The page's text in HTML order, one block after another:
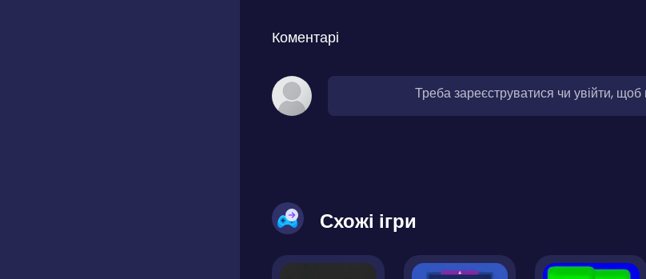
Коментарі
Треба зареєструватися чи увійти,
Схожі ігри